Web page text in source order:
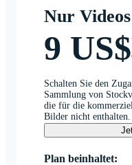
Nur Videos
9 US$
Schalten Sie den
Sammlung von
die für die
Bilder nicht enthalten.
Plan beinhaltet: